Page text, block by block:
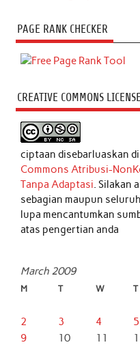
PAGE RANK CHECKER
CREATIVE COMMONS LICENSE
ciptaan disebarluaskan
Commons Atribusi-
Tanpa Adaptasi. Silakan
sebagian maupun
lupa mencantumkan
atas pengertian anda
March 2009
M T W T
2
3 4 5
9
10 11